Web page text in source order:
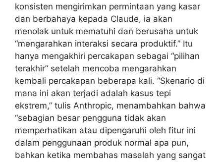
konsisten mengirimkan permintaan yang kasar
dan berbahaya kepada Claude, ia akan
menolak untuk mematuhi dan berusaha untuk
“mengarahkan interaksi secara produktif.” Itu
hanya mengakhiri percakapan sebagai “pilihan
terakhir” setelah mencoba mengarahkan
kembali percakapan beberapa kali. “Skenario di
mana ini akan terjadi adalah kasus tepi
ekstrem,” tulis Anthropic, menambahkan bahwa
“sebagian besar pengguna tidak akan
memperhatikan atau dipengaruhi oleh fitur ini
dalam penggunaan produk normal apa pun,
bahkan ketika membahas masalah yang sangat